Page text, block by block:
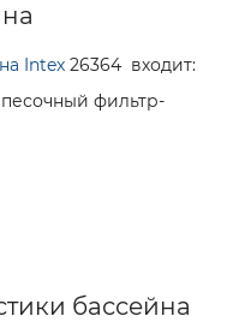
Intex 26364 входит:
фильтр-
бассейна